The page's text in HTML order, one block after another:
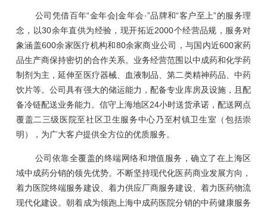
公司凭借百年“金年会|金年会·”品牌和“客户至上”的服务理
念，以30余年直供为经验，现开拓近2000个经营品规，服务对
象涵盖600余家医疗机构和80余家商业公司，与国内近600家药
品生产商保持密切的合作关系。业务经营范围以中成药和化学药
制剂为主，延伸至医疗器械、血液制品、第二类精神药品、中药
饮片等。公司具有强大的储运能力，配备专业库房及设施，且配
备冷链配送业务能力。信守上海地区24小时送货承诺，配送网点
覆盖二三级医院至社区卫生服务中心乃至村镇卫生室（包括崇
明），为广大客户提供全方位的优质服务。
公司依靠全覆盖的终端网络和增值服务，确立了在上海区
域中成药分销的领先优势。不断坚持现代化医药商业发展方向，
着力医院终端服务建设、着力供应厂商服务建设、着力医药物流
现代化建设。朝着成为领跑上海中成药医院分销的中药健康服务